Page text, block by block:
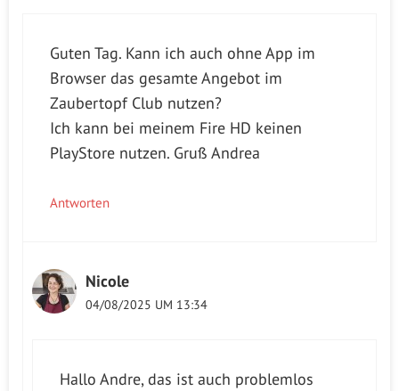
Guten Tag. Kann ich auch ohne App im
Browser das gesamte Angebot im
Zaubertopf Club nutzen?
Ich kann bei meinem Fire HD keinen
PlayStore nutzen. Gruß Andrea
Antworten
Nicole
04/08/2025 UM 13:34
Hallo Andre, das ist auch problemlos